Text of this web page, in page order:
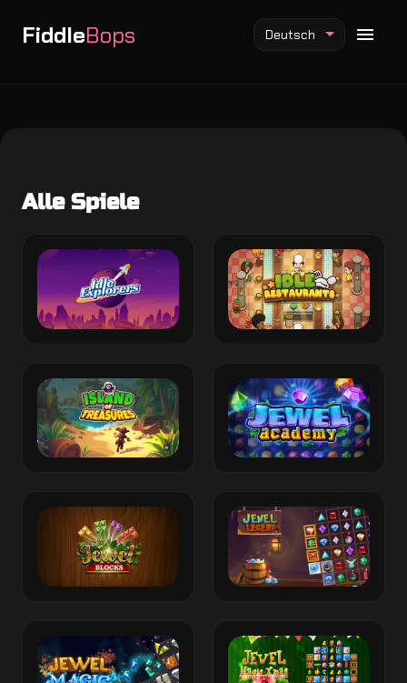
FiddleBops Deutsch
Alle Spiele